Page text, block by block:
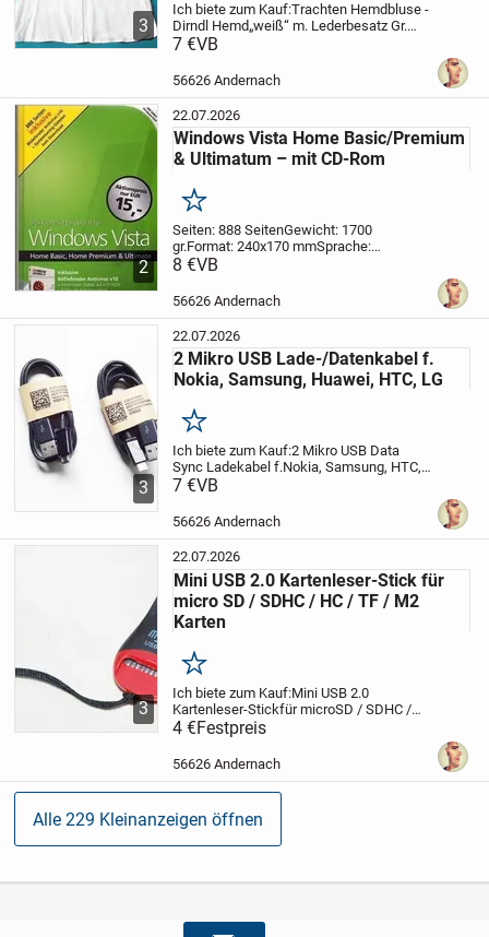
3
Ich biete zum Kauf:Trachten Hemdbluse -
Dirndl Hemd„weiß“ m. Lederbesatz Gr.
38/40 Artikelbeschreibung:
Lederbesatz auf der Knopfleiste.
7 €VB
56626 Andernach
2
22.07.2026
Windows Vista Home Basic/Premium
& Ultimatum – mit CD-Rom
Merken
Seiten: 888 SeitenGewicht: 1700
gr.Format: 240x170 mmSprache:
Deutsch
7723-1140-6 Kurzbeschreibung:
8 €VB
56626 Andernach
3
22.07.2026
2 Mikro USB Lade-/Datenkabel f.
Nokia, Samsung, Huawei, HTC, LG
Merken
Ich biete zum Kauf:2 Mikro USB Data
Sync Ladekabel f.Nokia, Samsung, HTC,
LG, Blackberry
über einen microUSB-Anschluss verfügen
7 €VB
56626 Andernach
3
22.07.2026
Mini USB 2.0 Kartenleser-Stick für
micro SD / SDHC / HC / TF / M2
Karten
Merken
Ich biete zum Kauf:Mini USB 2.0
Kartenleser-Stickfür microSD / SDHC /
HC / TF / M2 Karten
handlicher Mini USB-Kartenleser mit
Lese- u. Schreibslot für fast alle
gängigen...
4 €Festpreis
56626 Andernach
Alle 229 Kleinanzeigen öffnen